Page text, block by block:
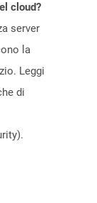
cloud?
server
la
Leggi
di